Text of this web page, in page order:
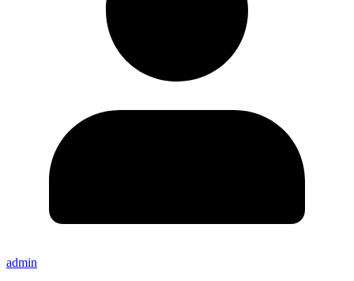
admin